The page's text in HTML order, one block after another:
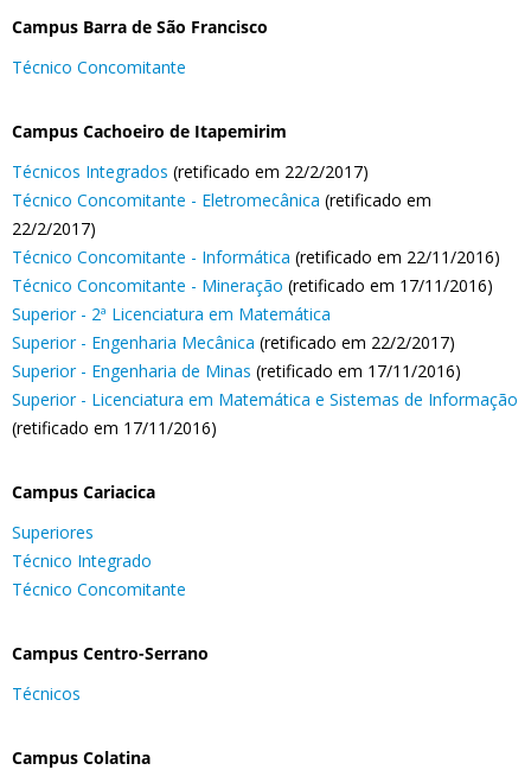
Campus Barra de São Francisco
Técnico Concomitante
Campus Cachoeiro de Itapemirim
Técnicos Integrados (retificado em 22/2/2017)
Técnico Concomitante - Eletromecânica (retificado em
22/2/2017)
Técnico Concomitante - Informática (retificado em 22/11/2016)
Técnico Concomitante - Mineração (retificado em 17/11/2016)
Superior - 2ª Licenciatura em Matemática
Superior - Engenharia Mecânica (retificado em 22/2/2017)
Superior - Engenharia de Minas (retificado em 17/11/2016)
Superior - Licenciatura em Matemática e Sistemas de Informação
(retificado em 17/11/2016)
Campus Cariacica
Superiores
Técnico Integrado
Técnico Concomitante
Campus Centro-Serrano
Técnicos
Campus Colatina